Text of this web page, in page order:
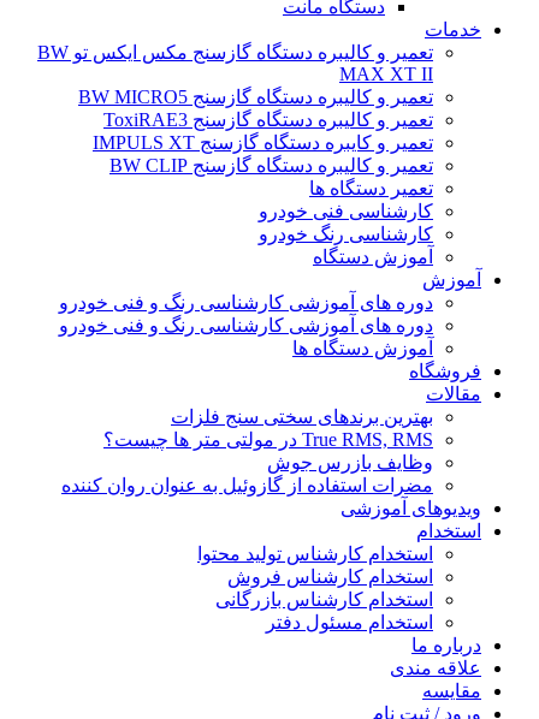
دستگاه مانت
خدمات
تعمیر و کالیبره دستگاه گازسنج مکس ایکس تو BW
MAX XT II
تعمیر و کالیبره دستگاه گازسنج BW MICRO5
تعمیر و کالیبره دستگاه گازسنج ToxiRAE3
تعمیر و کایبره دستگاه گازسنج IMPULS XT
تعمیر و کالیبره دستگاه گازسنج BW CLIP
تعمیر دستگاه ها
کارشناسی فنی خودرو
کارشناسی رنگ خودرو
آموزش دستگاه
آموزش
دوره های آموزشی کارشناسی رنگ و فنی خودرو
دوره های آموزشی کارشناسی رنگ و فنی خودرو
آموزش دستگاه ها
فروشگاه
مقالات
بهترین برندهای سختی سنج فلزات
True RMS, RMS در مولتی متر ها چیست؟
وظایف بازرس جوش
مضرات استفاده از گازوئیل به عنوان روان کننده
ویدیوهای آموزشی
استخدام
استخدام کارشناس تولید محتوا
استخدام کارشناس فروش
استخدام کارشناس بازرگانی
استخدام مسئول دفتر
درباره ما
علاقه مندی
مقایسه
ورود / ثبت نام